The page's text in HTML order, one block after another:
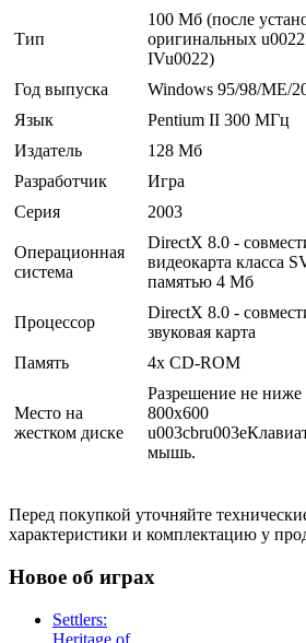
Тип
100 Мб (после
оригинальных
IVu0022)
Год выпуска
Windows 95/98/ME/
Язык
Pentium II 300 МГц
Издатель
128 Мб
Разработчик
Игра
Серия
2003
Операционная
система
DirectX 8.0 -
видеокарта класса
памятью 4 Мб
Процессор
DirectX 8.0 -
звуковая карта
Память
4х CD-ROM
Место на
жестком диске
Разрешение не ниже
800х600
мышь.
Перед покупкой уточняйте
характеристики и комплектацию у
Новое об играх
Settlers:
Heritage of